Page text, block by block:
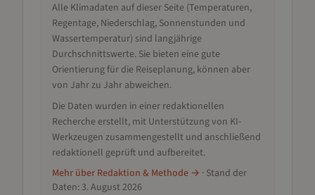
Alle Klimadaten auf dieser Seite (Temperaturen,
Regentage, Niederschlag, Sonnenstunden und
Wassertemperatur) sind langjährige
Durchschnittswerte. Sie bieten eine gute
Orientierung für die Reiseplanung, können aber
von Jahr zu Jahr abweichen.
Die Daten wurden in einer redaktionellen
Recherche erstellt, mit Unterstützung von KI-
Werkzeugen zusammengestellt und anschließend
redaktionell geprüft und aufbereitet.
Mehr über Redaktion & Methode → · Stand der
Daten: 3. August 2026